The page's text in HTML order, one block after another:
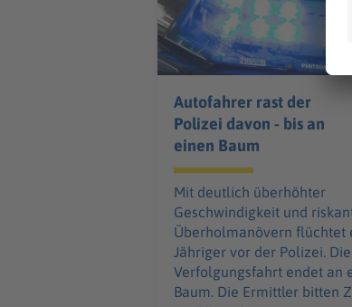
Autofahrer rast der
Polizei davon - bis an
einen Baum
Mit deutlich überhöhter
Geschwindigkeit und
Überholmanövern flüchtet
Jähriger vor der Polizei. Die
Verfolgungsfahrt endet an
Baum. Die Ermittler bitten